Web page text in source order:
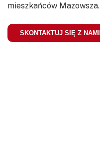
mieszkańców Mazowsza.
SKONTAKTUJ SIĘ Z NAMI